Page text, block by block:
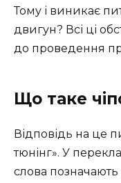
Тому і виникає
двигун? Всі ці
до проведення
Що таке
Відповідь на це
тюнінг». У
слова позначають